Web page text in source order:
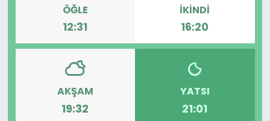
ÖĞLE
12:31
İKINDI
16:20
AKŞAM
19:32
YATSI
21:01